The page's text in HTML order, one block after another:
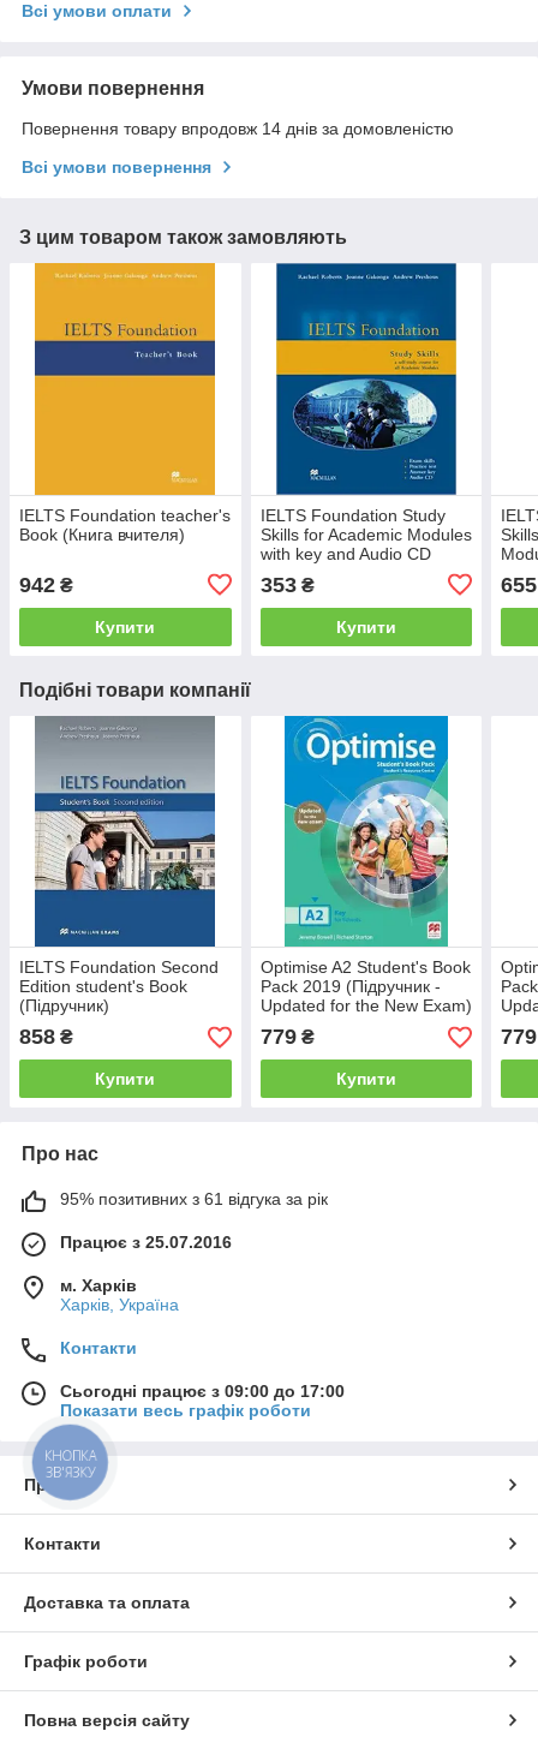
Всі умови оплати
Умови повернення
Повернення товару впродовж 14 днів за домовленістю
Всі умови повернення
З цим товаром також замовляють
IELTS Foundation teacher's
Book (Книга вчителя)
942 ₴
Купити
IELTS Foundation Study
Skills for Academic Modules
with key and Audio CD
353₴
Купити
655
Подібні товари компанії
IELTS Foundation Second
Edition student's Book
(Підручник)
858 ₴
Купити
Optimise A2 Student's Book
Pack 2019 (Підручник -
Updated for the New Exam)
779₴
Купити
779
Про нас
95% позитивних з 61 відгука за рік
Працює з 25.07.2016
м. Харків
Харків, Україна
Контакти
Сьогодні працює з 09:00 до 17:00
Показати весь графік роботи
Про нас
Контакти
Доставка та оплата
Графік роботи
Повна версія сайту
КНОПКА
ЗВ'ЯЗКУ